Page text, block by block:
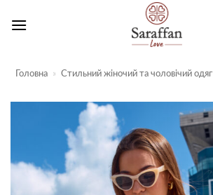
Головна » Стильний жіночий та чоловічий одяг